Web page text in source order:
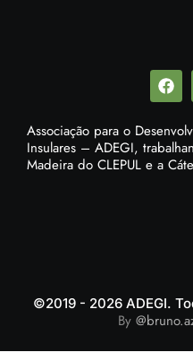
Associação para o
Insulares – ADEGI,
Madeira do CLEPUL e a
©2019 - 2026 ADEGI.
By